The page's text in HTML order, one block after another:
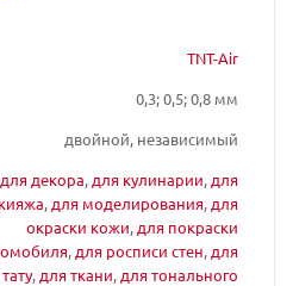
TNT-Air
0,3; 0,5; 0,8 мм
двойной, независимый
для декора, для кулинарии, для
, для моделирования, для
окраски кожи, для покраски
, для росписи стен, для
тату, для ткани, для тонального